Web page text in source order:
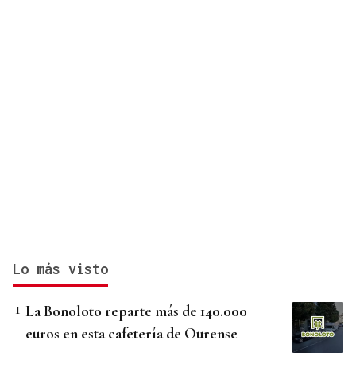
Lo más visto
La Bonoloto reparte más de 140.000
euros en esta cafetería de Ourense